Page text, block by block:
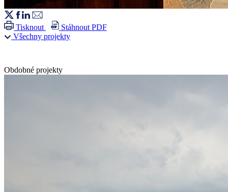
Tisknout
Stáhnout PDF
Všechny projekty
Obdobné projekty